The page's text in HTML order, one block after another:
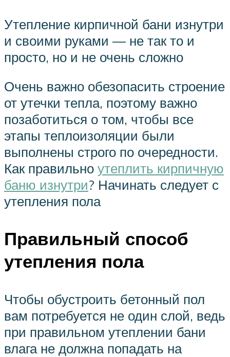
Утепление кирпичной бани изнутри
и своими руками — не так то и
просто, но и не очень сложно
Очень важно обезопасить строение
от утечки тепла, поэтому важно
позаботиться о том, чтобы все
этапы теплоизоляции были
выполнены строго по очередности.
Как правильно утеплить кирпичную
баню изнутри? Начинать следует с
утепления пола
Правильный способ
утепления пола
Чтобы обустроить бетонный пол
вам потребуется не один слой, ведь
при правильном утеплении бани
влага не должна попадать на